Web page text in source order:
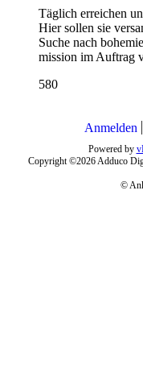
Täglich erreichen
Hier sollen sie
Suche nach
mission im Auftrag
580
Anmelden
Powered by
Copyright ©2026 Adduco
©